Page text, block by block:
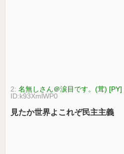
2:名無しさん＠涙目です。(茸) [PY]
ID:k93XmlWP0
見たか世界よこれぞ民主主義